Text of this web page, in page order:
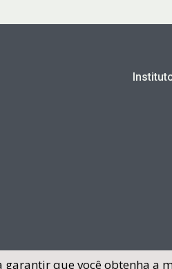
garantir que você obtenha a